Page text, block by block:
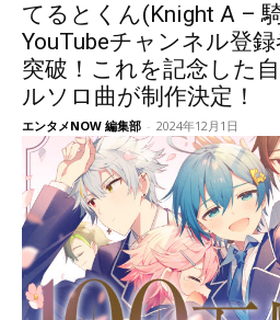
てるとくん(Knight A –
YouTubeチャンネル登
突破！これを記念した
ルソロ曲が制作決定！
エンタメNOW 編集部 - 2024年12月1日